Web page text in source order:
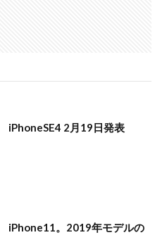
iPhoneSE4 2月19日発表
iPhone11。2019年モデルの